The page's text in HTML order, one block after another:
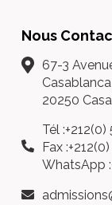
Nous
67-3
20250
Tél
Fax
WhatsApp